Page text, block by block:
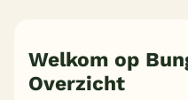
Welkom op
Overzicht